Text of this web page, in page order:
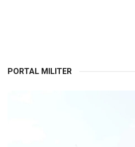
PORTAL MILITER